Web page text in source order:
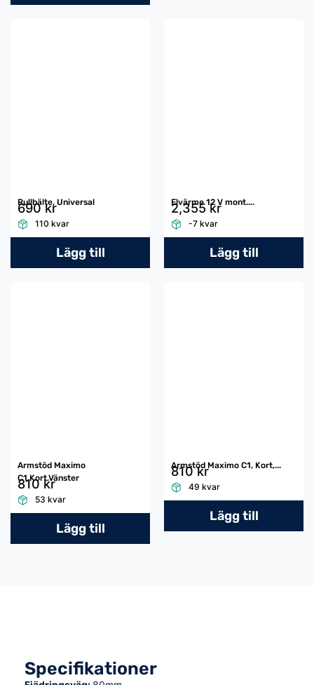
Rullbälte, Universal
690 kr
110 kvar
Lägg till
Elvärme 12 V mont....
2,355 kr
-7 kvar
Lägg till
Armstöd Maximo
C1,Kort,Vänster
810 kr
53 kvar
Lägg till
Armstöd Maximo C1, Kort,...
810 kr
49 kvar
Lägg till
Specifikationer